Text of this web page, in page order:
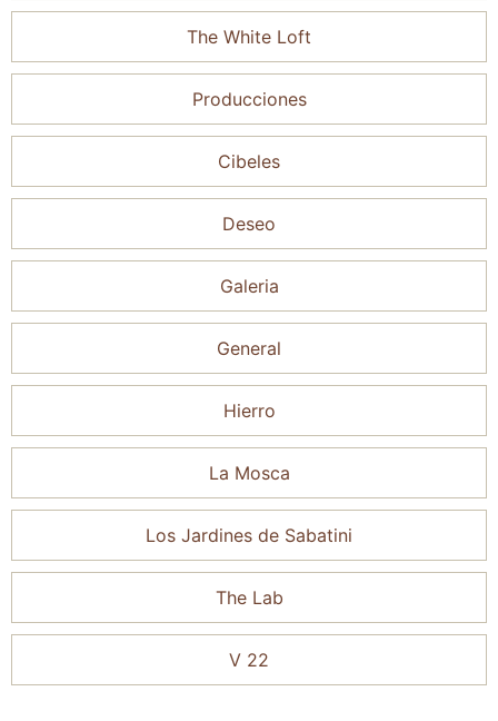
The White Loft
Producciones
Cibeles
Deseo
Galeria
General
Hierro
La Mosca
Los Jardines de Sabatini
The Lab
V 22